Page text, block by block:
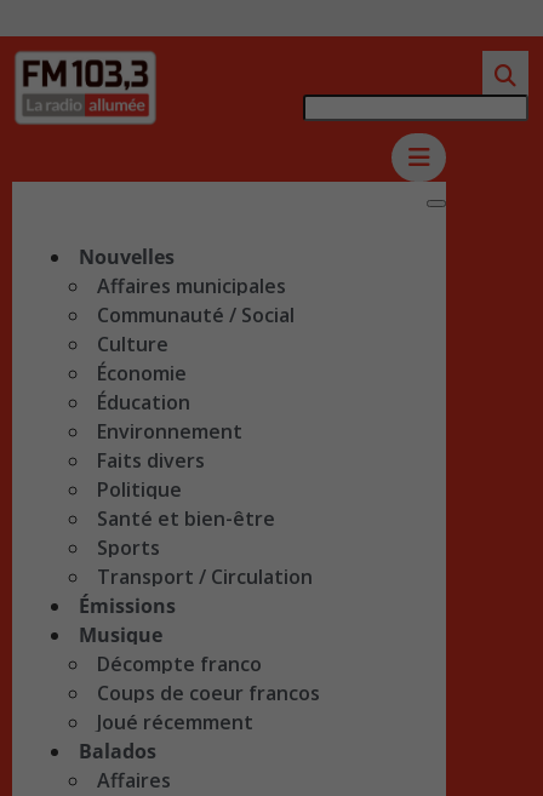
Nouvelles
Affaires municipales
Communauté / Social
Culture
Économie
Éducation
Environnement
Faits divers
Politique
Santé et bien-être
Sports
Transport / Circulation
Émissions
Musique
Décompte franco
Coups de coeur francos
Joué récemment
Balados
Affaires